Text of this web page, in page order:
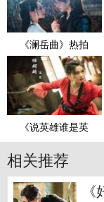
《澜岳曲》热拍
《说英雄谁是英
相关推荐